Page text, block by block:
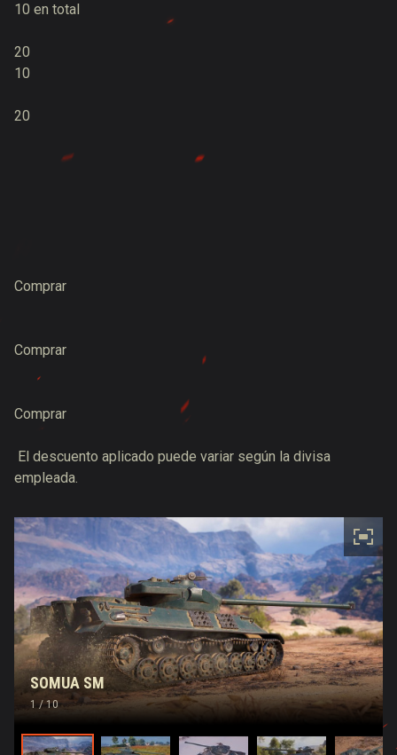
10 en total
20
10
20
Comprar
Comprar
Comprar
El descuento aplicado puede variar según la divisa
empleada.
SOMUA SM
1/ 10